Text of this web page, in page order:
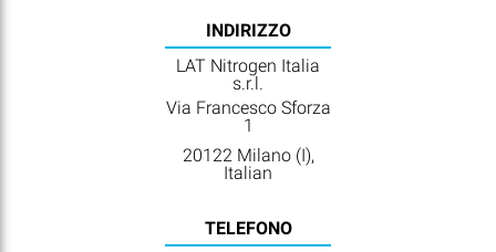
INDIRIZZO
LAT Nitrogen Italia
s.r.l.
Via Francesco Sforza
1
20122 Milano (I),
Italian
TELEFONO